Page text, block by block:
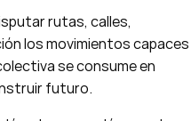
rutas, calles,
los movimientos capaces
se consume en
futuro.